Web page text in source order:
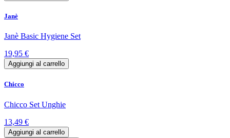
Janè
Janè Basic Hygiene Set
19,95 €
Aggiungi al carrello
Chicco
Chicco Set Unghie
13,49 €
Aggiungi al carrello